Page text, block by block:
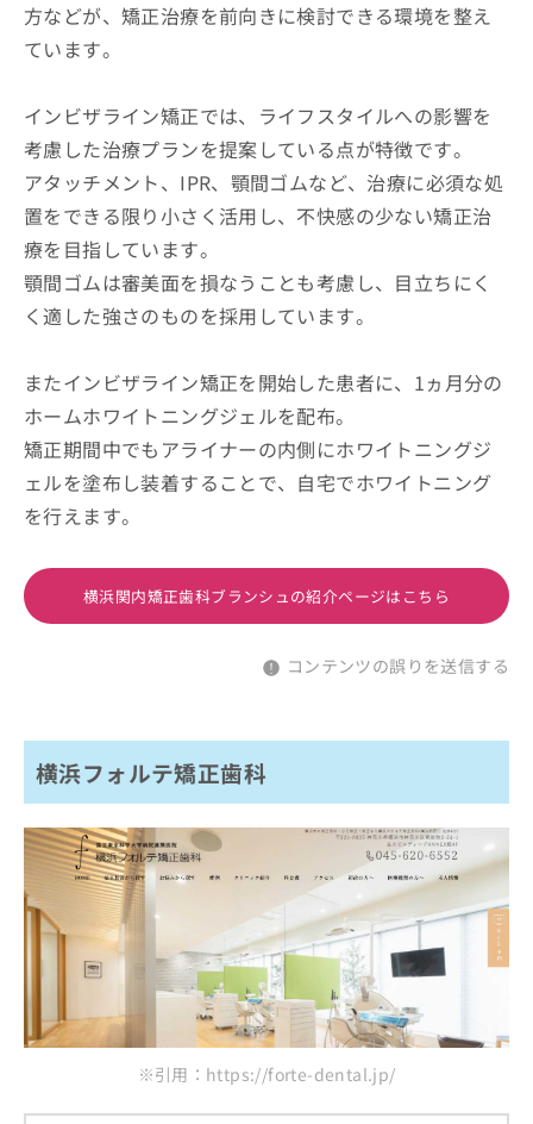
方などが、矯正治療を前向きに検討できる環境を整え
ています。
インビザライン矯正では、ライフスタイルへの影響を
考慮した治療プランを提案している点が特徴です。
アタッチメント、IPR、顎間ゴムなど、治療に必須な処
置をできる限り小さく活用し、不快感の少ない矯正治
療を目指しています。
顎間ゴムは審美面を損なうことも考慮し、目立ちにく
く適した強さのものを採用しています。
またインビザライン矯正を開始した患者に、1ヵ月分の
ホームホワイトニングジェルを配布。
矯正期間中でもアライナーの内側にホワイトニングジ
ェルを塗布し装着することで、自宅でホワイトニング
を行えます。
横浜関内矯正歯科ブランシュの紹介ページはこちら
コンテンツの誤りを送信する
横浜フォルテ矯正歯科
※引用：https://forte-dental.jp/